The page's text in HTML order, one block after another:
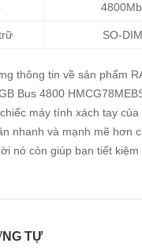
SO-
thông tin về sản phẩm
Bus 4800
máy tính xách tay
nhanh và mạnh mẽ hơn
nó còn giúp bạn tiết
TỰ